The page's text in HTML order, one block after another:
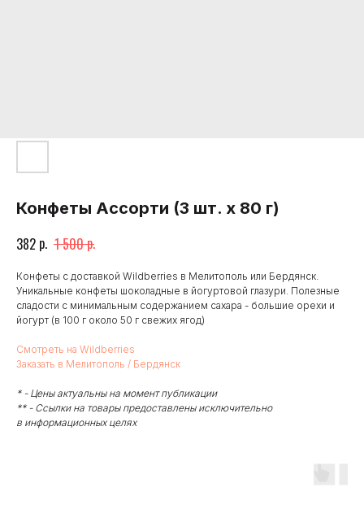
Конфеты Ассорти (3 шт. х 80 г)
382 р. 1 500р.
Конфеты с доставкой Wildberries в Мелитополь или Бердянск.
Уникальные конфеты шоколадные в йогуртовой глазури. Полезные
сладости с минимальным содержанием сахара - большие орехи и
йогурт (в 100 г около 50 г свежих ягод)
Смотреть на Wildberries
Заказать в Мелитополь / Бердянск
* - Цены актуальны на момент публикации
** - Ссылки на товары предоставлены исключительно
в информационных целях